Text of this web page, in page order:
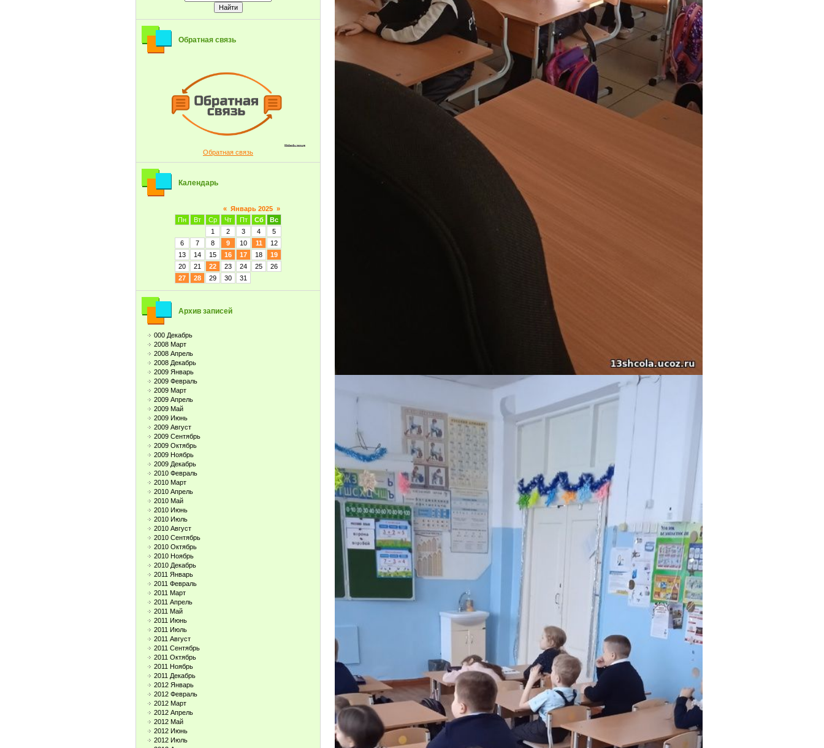
Обратная связь
Обратная связь
Календарь
« Январь 2025 »
Пн
Вт Ср Чт Пт Сб
Вс
1
2 3 4
5
6
7 8 9 10 11
12
13
14 15 16 17 18
19
20
21 22 23 24 25
26
27
28 29 30 31
Архив записей
000 Декабрь
2008 Март
2008 Апрель
2008 Декабрь
2009 Январь
2009 Февраль
2009 Март
2009 Апрель
2009 Май
2009 Июнь
2009 Август
2009 Сентябрь
2009 Октябрь
2009 Ноябрь
2009 Декабрь
2010 Февраль
2010 Март
2010 Апрель
2010 Май
2010 Июнь
2010 Июль
2010 Август
2010 Сентябрь
2010 Октябрь
2010 Ноябрь
2010 Декабрь
2011 Январь
2011 Февраль
2011 Март
2011 Апрель
2011 Май
2011 Июнь
2011 Июль
2011 Август
2011 Сентябрь
2011 Октябрь
2011 Ноябрь
2011 Декабрь
2012 Январь
2012 Февраль
2012 Март
2012 Апрель
2012 Май
2012 Июнь
2012 Июль